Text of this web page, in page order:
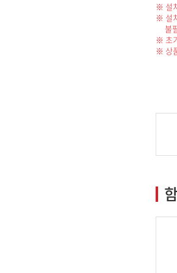
※ 설
※ 설
불
※ 초
※ 상